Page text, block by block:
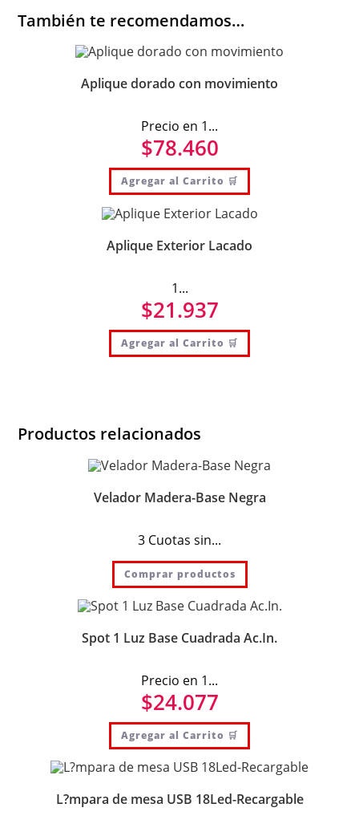
También te recomendamos…
Aplique dorado con movimiento
Precio en 1...
$78.460
Agregar al Carrito 🛒
Aplique Exterior Lacado
1...
$21.937
Agregar al Carrito 🛒
Productos relacionados
Velador Madera-Base Negra
3 Cuotas sin...
Comprar productos
Spot 1 Luz Base Cuadrada Ac.In.
Precio en 1...
$24.077
Agregar al Carrito 🛒
L?mpara de mesa USB 18Led-Recargable